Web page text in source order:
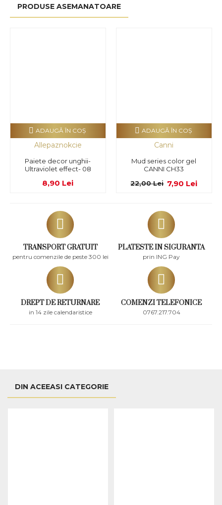
TRANSPORT GRATUIT
pentru comenzile de peste 300 lei
PLATESTE IN SIGURANTA
prin ING Pay
DREPT DE RETURNARE
in 14 zile calendaristice
COMENZI TELEFONICE
0767.217.704
PRODUSE ASEMANATOARE
Allepaznokcie
Paiete decor unghii-
Ultraviolet effect- 08
8,90 Lei
ADAUGĂ ÎN COŞ
Canni
Mud series color gel
CANNI CH33
7,90 Lei
22,00 Lei
ADAUGĂ ÎN COŞ
DIN ACEEASI CATEGORIE